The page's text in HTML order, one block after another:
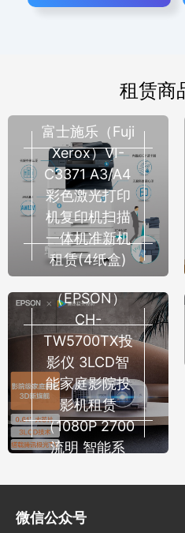
租赁商
富士施乐（Fuji
Xerox）VI-
C3371 A3/A4
彩色激光打印
机复印机扫描
一体机准新机
租赁(4纸盒)
爱普生
（EPSON）
CH-
TW5700TX投
影仪 3LCD智
能家庭影院投
影机租赁
（1080P 2700
流明 智能系
微信公众号